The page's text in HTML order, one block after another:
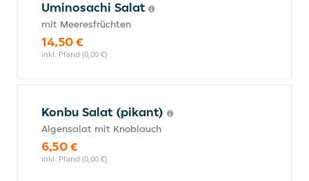
Uminosachi Salat
mit Meeresfrüchten
14,50 €
inkl. Pfand (0,00 €)
Konbu Salat (pikant)
Algensalat mit Knoblauch
6,50 €
inkl. Pfand (0,00 €)